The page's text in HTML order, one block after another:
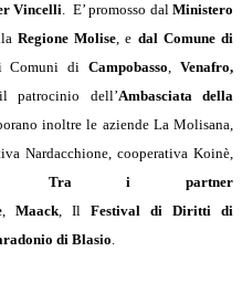
Vincelli. E’ promosso dalMinistero
Regione Molise, e dal Comune di
i Comuni diCampobasso, Venafro,
patrocinio dell’Ambasciata della
inoltre le aziende La Molisana,
Nardacchione, cooperativa Koinè,
Tra i partner
, Maack, Il Festival di Diritti di
di Blasio.